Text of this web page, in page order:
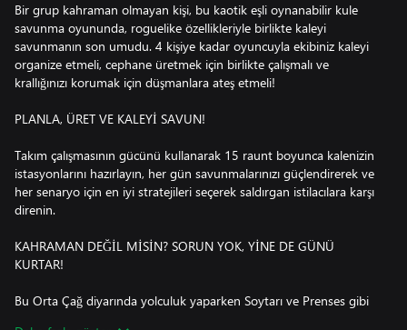
Bir grup kahraman olmayan kişi, bu kaotik eşli oynanabilir kule
savunma oyununda, roguelike özellikleriyle birlikte kaleyi
savunmanın son umudu. 4 kişiye kadar oyuncuyla ekibiniz kaleyi
organize etmeli, cephane üretmek için birlikte çalışmalı ve
krallığınızı korumak için düşmanlara ateş etmeli!
PLANLA, ÜRET VE KALEYİ SAVUN!
Takım çalışmasının gücünü kullanarak 15 raunt boyunca kalenizin
istasyonlarını hazırlayın, her gün savunmalarınızı güçlendirerek ve
her senaryo için en iyi stratejileri seçerek saldırgan istilacılara karşı
direnin.
KAHRAMAN DEĞİL MİSİN? SORUN YOK, YİNE DE GÜNÜ
KURTAR!
Bu Orta Çağ diyarında yolculuk yaparken Soytarı ve Prenses gibi